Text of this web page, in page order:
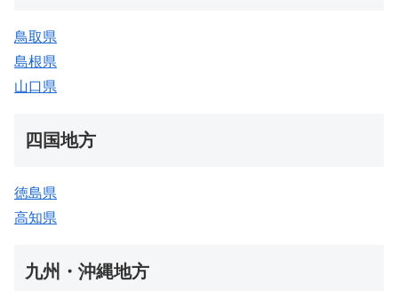
鳥取県
島根県
山口県
四国地方
徳島県
高知県
九州・沖縄地方